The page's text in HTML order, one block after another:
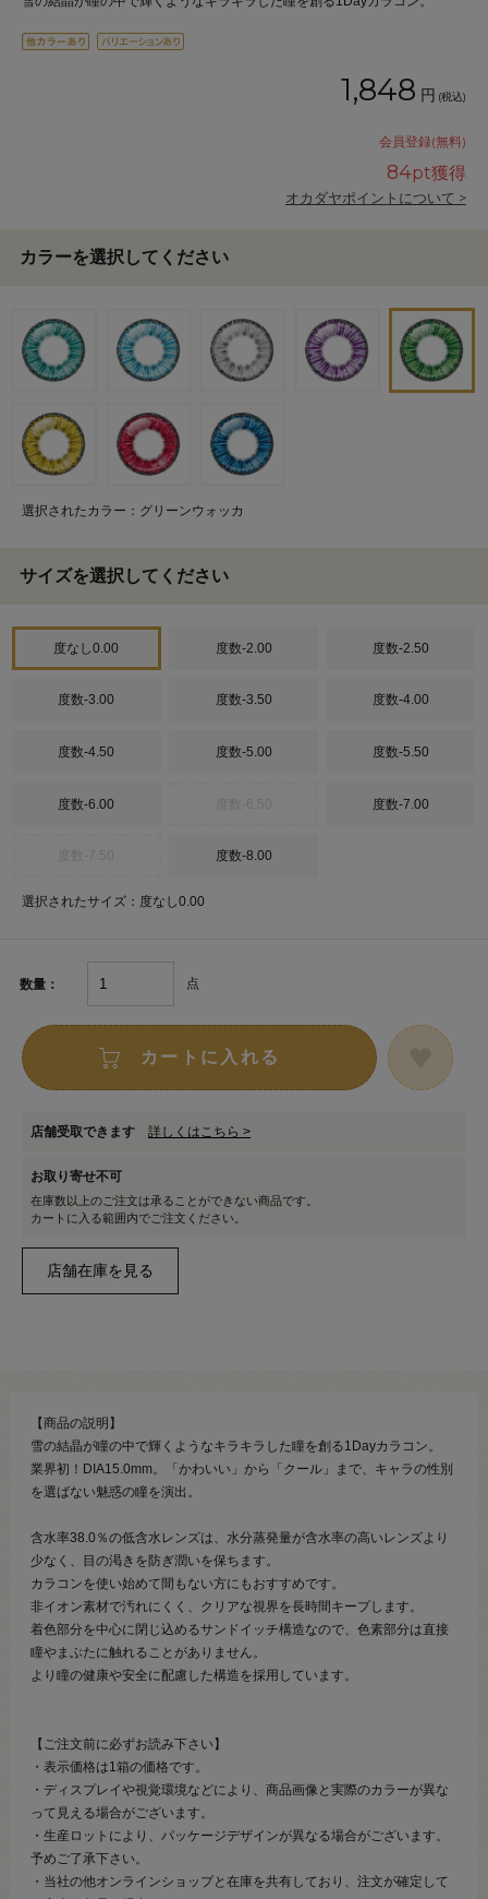
1,848 円 (税込)
会員登録(無料)
84pt獲得
オカダヤポイントについて >
カラーを選択してください
選択されたカラー：グリーンウォッカ
サイズを選択してください
度なし0.00 度数-2.00 度数-2.50
度数-3.00 度数-3.50 度数-4.00
度数-4.50 度数-5.00 度数-5.50
度数-6.00 度数-7.00
度数-8.00
選択されたサイズ：度なし0.00
数量： 点
カートに入れる
店舗受取できます 詳しくはこちら >
お取り寄せ不可
在庫数以上のご注文は承ることができない商品です。
カートに入る範囲内でご注文ください。
【商品の説明】
雪の結晶が瞳の中で輝くようなキラキラした瞳を創る1Dayカラコン。
業界初！DIA15.0mm。「かわいい」から「クール」まで、キャラの性別
を選ばない魅惑の瞳を演出。
含水率38.0％の低含水レンズは、水分蒸発量が含水率の高いレンズより
少なく、目の渇きを防ぎ潤いを保ちます。
カラコンを使い始めて間もない方にもおすすめです。
非イオン素材で汚れにくく、クリアな視界を長時間キープします。
着色部分を中心に閉じ込めるサンドイッチ構造なので、色素部分は直接
瞳やまぶたに触れることがありません。
より瞳の健康や安全に配慮した構造を採用しています。
【ご注文前に必ずお読み下さい】
・表示価格は1箱の価格です。
・ディスプレイや視覚環境などにより、商品画像と実際のカラーが異な
って見える場合がございます。
・生産ロットにより、パッケージデザインが異なる場合がございます。
予めご了承下さい。
・当社の他オンラインショップと在庫を共有しており、注文が確定して